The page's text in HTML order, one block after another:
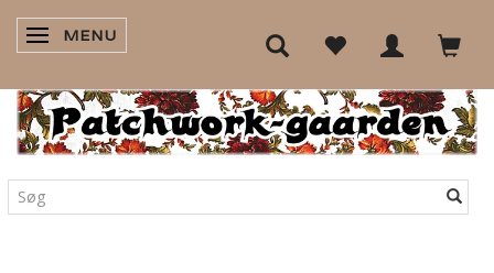
SKIFTE NAVIGATION
MENU